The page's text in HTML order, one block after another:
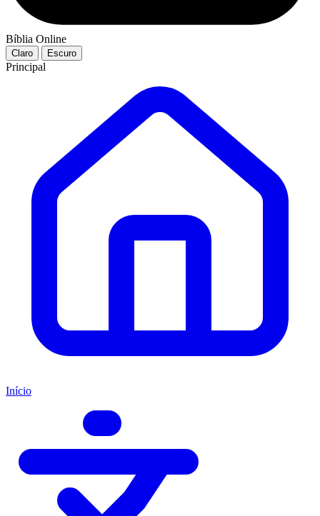
Bíblia Online
Claro Escuro
Principal
Início